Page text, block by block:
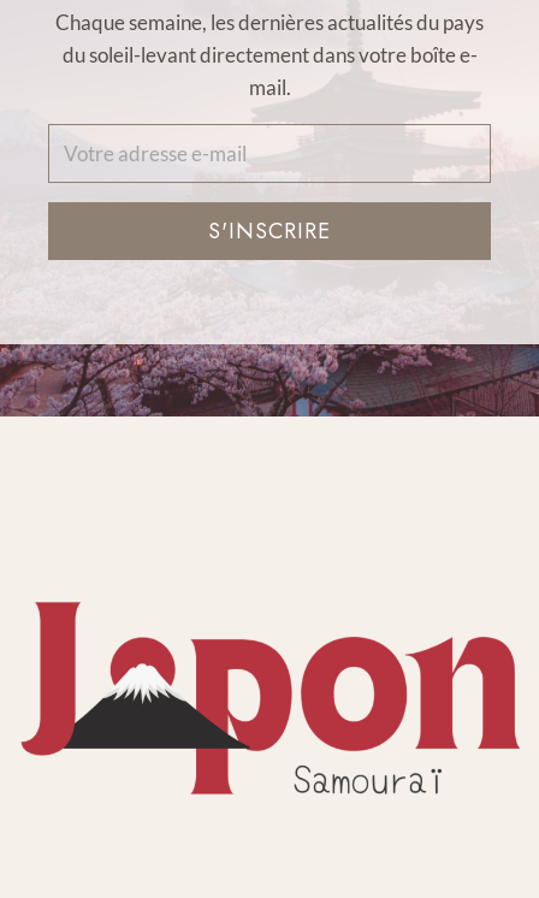
Chaque semaine, les dernières actualités du pays
du soleil-levant directement dans votre boîte e-
mail.
S'INSCRIRE